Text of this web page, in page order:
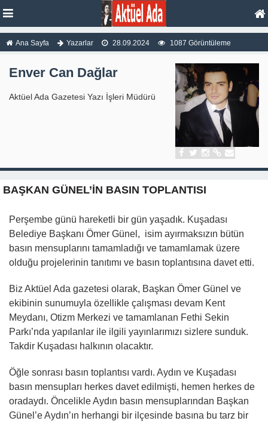
Ana Sayfa Yazarlar 28.09.2024 1087 Görüntüleme
Enver Can Dağlar
Aktüel Ada Gazetesi Yazı İşleri Müdürü
BAŞKAN GÜNEL’İN BASIN TOPLANTISI
Perşembe günü hareketli bir gün yaşadık. Kuşadası
Belediye Başkanı Ömer Günel, isim ayırmaksızın bütün
basın mensuplarını tamamladığı ve tamamlamak üzere
olduğu projelerinin tanıtımı ve basın toplantısına davet etti.
Biz Aktüel Ada gazetesi olarak, Başkan Ömer Günel ve
ekibinin sunumuyla özellikle çalışması devam Kent
Meydanı, Otizm Merkezi ve tamamlanan Fethi Sekin
Parkı’nda yapılanlar ile ilgili yayınlarımızı sizlere sunduk.
Takdir Kuşadası halkının olacaktır.
Öğle sonrası basın toplantısı vardı. Aydın ve Kuşadası
basın mensupları herkes davet edilmişti, hemen herkes de
oradaydı. Öncelikle Aydın basın mensuplarından Başkan
Günel’e Aydın’ın herhangi bir ilçesinde basına bu tarz bir